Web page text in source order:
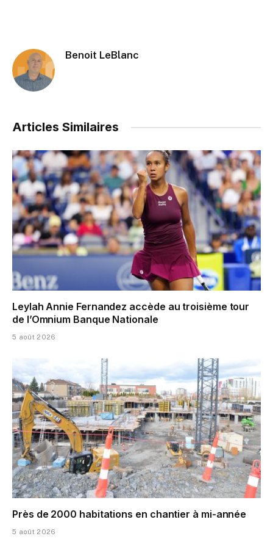
Benoit LeBlanc
Articles Similaires
Leylah Annie Fernandez accède au troisième tour
de l’Omnium Banque Nationale
5 août 2026
Près de 2000 habitations en chantier à mi-année
5 août 2026